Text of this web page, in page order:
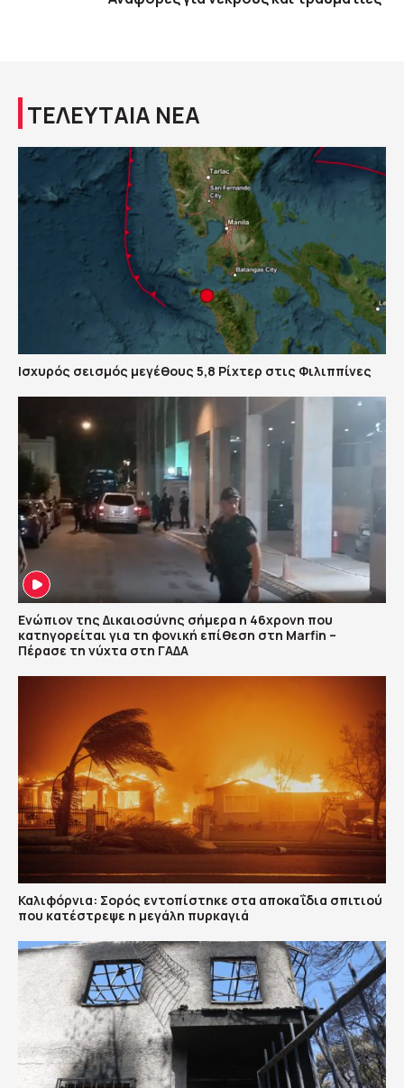
ΤΕΛΕΥΤΑΙΑ ΝΕΑ
Ισχυρός σεισμός μεγέθους 5,8 Ρίχτερ στις Φιλιππίνες
Ενώπιον της Δικαιοσύνης σήμερα η 46χρονη που
κατηγορείται για τη φονική επίθεση στη Marfin –
Πέρασε τη νύχτα στη ΓΑΔΑ
Καλιφόρνια: Σορός εντοπίστηκε στα αποκαΐδια σπιτιού
που κατέστρεψε η μεγάλη πυρκαγιά